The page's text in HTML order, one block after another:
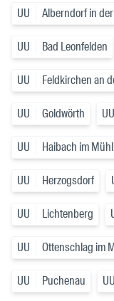
UU Alberndorf in
UU Bad Leonfelden
UU Feldkirchen an
UU Goldwörth UU
UU Haibach im
UU Herzogsdorf
UU Lichtenberg
UU Ottenschlag im
UU Puchenau UU